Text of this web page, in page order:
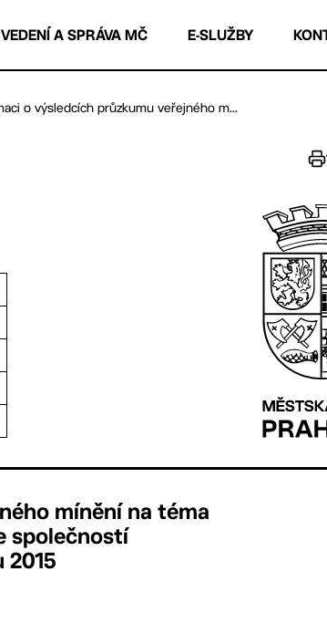
VEDENÍ A SPRÁVA MČ E-SLUŽBY
o výsledcích průzkumu veřejného m...
mínění na téma
společností
2015